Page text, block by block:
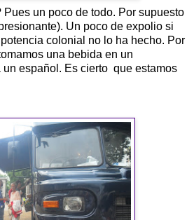
un poco de todo. Por supuesto
Un poco de expolio si
colonial no lo ha hecho. Por
una bebida en un
español. Es cierto que estamos